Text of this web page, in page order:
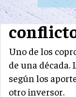
La
Uno de los
de una
según los
otro inversor.